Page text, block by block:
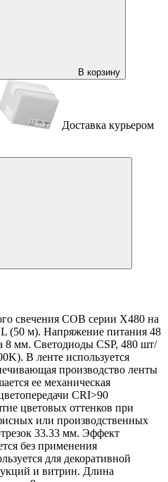
В корзину
Доставка курьером
свечения COB серии X480 на
(50 м). Напряжение питания 48
мм. Светодиоды CSP, 480 шт/
В ленте используется
производство ленты
ее механическая
CRI>90
цветовых оттенков при
или производственных
33.33 мм. Эффект
без применения
для декоративной
и витрин. Длина